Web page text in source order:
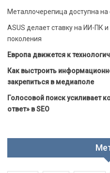
Металлочерепица доступна
ASUS делает ставку на ИИ-ПК
поколения
Европа движется к
Как выстроить
закрепиться в медиаполе
Голосовой поиск усиливает
ответ» в SEO